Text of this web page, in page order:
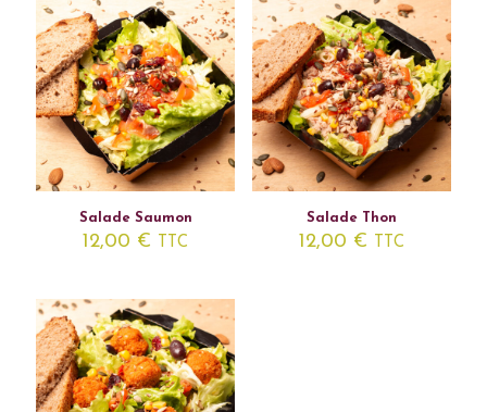
Salade Saumon
12,00 € TTC
Salade Thon
12,00 € TTC